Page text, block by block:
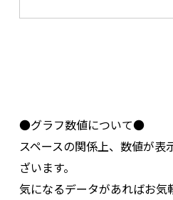
●グラフ数値について●
スペースの関係上、数値が表
ざいます。
気になるデータがあればお気